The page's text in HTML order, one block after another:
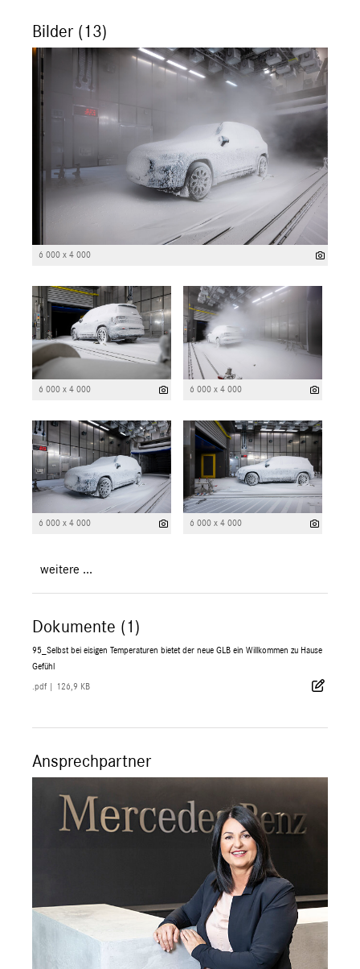
Bilder (13)
6 000 x 4 000
6 000 x 4 000 6 000 x 4 000
6 000 x 4 000 6 000 x 4 000
weitere ...
Dokumente (1)
95_Selbst bei eisigen Temperaturen bietet der neue GLB ein Willkommen zu Hause
Gefühl
.pdf 126,9 KB
Ansprechpartner